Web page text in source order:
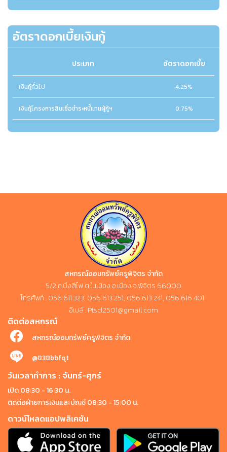
อัตราดอกเบี้ยเงินกู้
ประเภท อัตราดอกเบี้ย
เงินกู้ทั่วไป 4.25%
เงินกู้โครงการสินเชื่อชำระหนี้แทนผู้กู้ฯ 0.75%
สหกรณ์ออมทรัพย์ครูพิจิตร จำกัด
5/2 ถ.บึงสีไฟ ต.ในเมือง อ.เมือง จ.พิจิตร 66000
โทรศัพท์ : 056 611 323, 056 613 251, 056 613 241, 056 616 401
อีเมล์ : Ptscl2501@gmail.com
ติดต่อสหกรณ์
สหกรณ์ออมทรัพย์ครูพิจิตร จำกัด
@838bbfqt
วันเวลาทำการ : จันทร์-ศุกร์
เปิด 08:30 - 16:30 น.
ติดต่อฝ่ายการเงินและบัญชี 08:30 - 15:00 น.
ดาวน์โหลดแอปพลิเคชัน